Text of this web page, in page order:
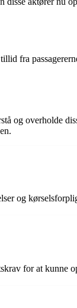
fra
og overholde
og
for at kunne